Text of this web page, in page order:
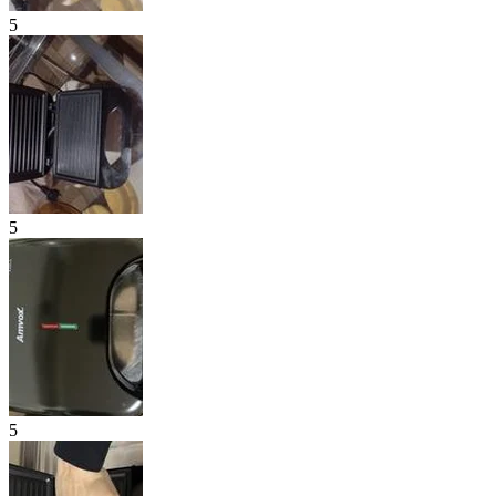
5
5
5